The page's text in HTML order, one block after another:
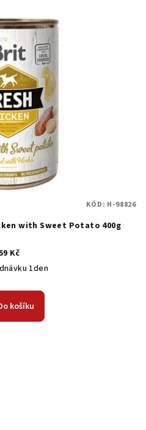
with Sweet Potato 400g
Kč
1den
košíku
KÓD: H-98826